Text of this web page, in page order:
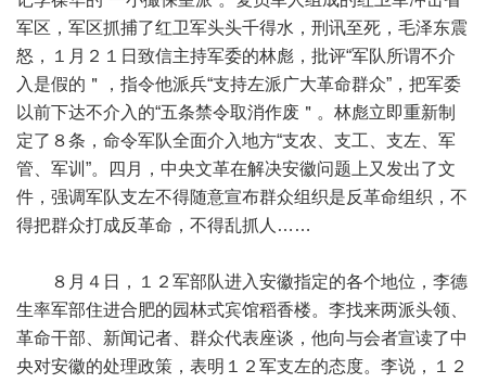
军区，军区抓捕了红卫军头头千得水，刑讯至死，毛泽东震
怒，１月２１日致信主持军委的林彪，批评“军队所谓不介
入是假的＂，指令他派兵“支持左派广大革命群众”，把军委
以前下达不介入的“五条禁令取消作废＂。林彪立即重新制
定了８条，命令军队全面介入地方“支农、支工、支左、军
管、军训”。四月，中央文革在解决安徽问题上又发出了文
件，强调军队支左不得随意宣布群众组织是反革命组织，不
得把群众打成反革命，不得乱抓人……
８月４日，１２军部队进入安徽指定的各个地位，李德
生率军部住进合肥的园林式宾馆稻香楼。李找来两派头领、
革命干部、新闻记者、群众代表座谈，他向与会者宣读了中
央对安徽的处理政策，表明１２军支左的态度。李说，１２